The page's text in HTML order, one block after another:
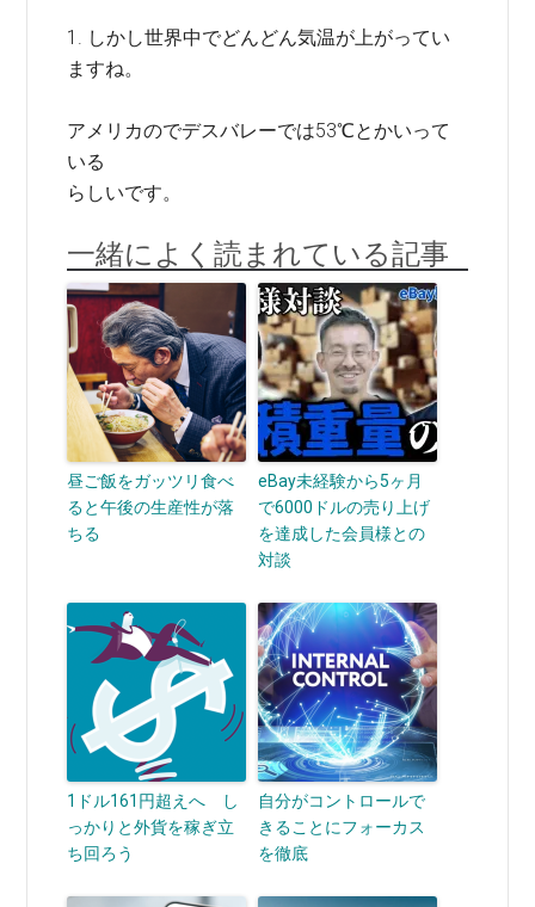
1. しかし世界中でどんどん気温が上がってい
ますね。
アメリカのでデスバレーでは53℃とかいって
いる
らしいです。
一緒によく読まれている記事
昼ご飯をガッツリ食べ
ると午後の生産性が落
ちる
eBay未経験から5ヶ月
で6000ドルの売り上げ
を達成した会員様との
対談
1ドル161円超えへ し
っかりと外貨を稼ぎ立
ち回ろう
自分がコントロールで
きることにフォーカス
を徹底